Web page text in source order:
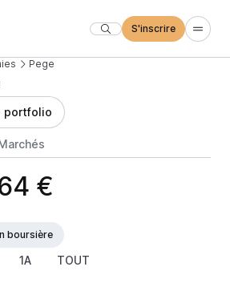
S'inscrire
Pege
portfolio
€
boursière
1A TOUT